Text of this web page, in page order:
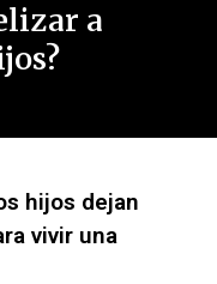
a
hijos dejan
vivir una